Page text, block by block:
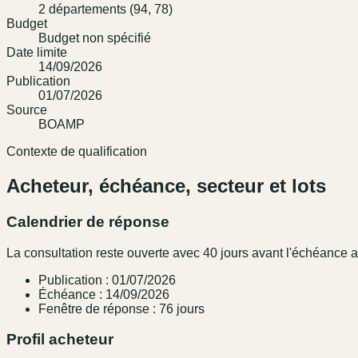
2 départements (94, 78)
Budget
Budget non spécifié
Date limite
14/09/2026
Publication
01/07/2026
Source
BOAMP
Contexte de qualification
Acheteur, échéance, secteur et lots
Calendrier de réponse
La consultation reste ouverte avec 40 jours avant l'échéance
Publication : 01/07/2026
Échéance : 14/09/2026
Fenêtre de réponse : 76 jours
Profil acheteur